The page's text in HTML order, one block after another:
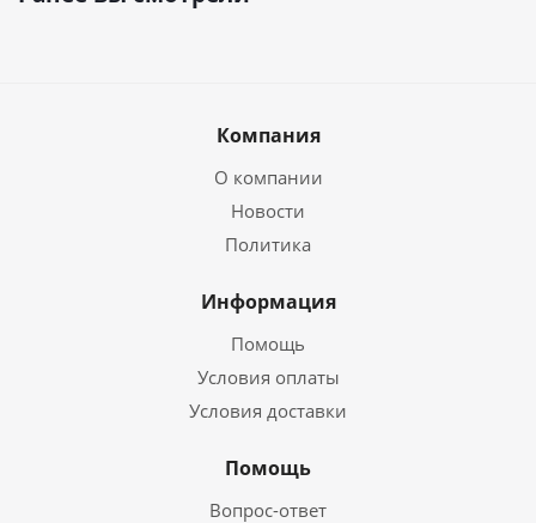
Компания
О компании
Новости
Политика
Информация
Помощь
Условия оплаты
Условия доставки
Помощь
Вопрос-ответ